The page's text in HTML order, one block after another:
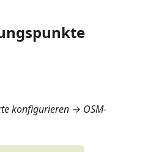
konfigurieren → OSM-